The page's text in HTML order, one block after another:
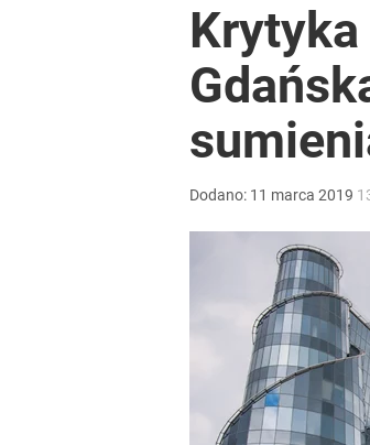
Krytyka
Dodano: 11 marca 2019